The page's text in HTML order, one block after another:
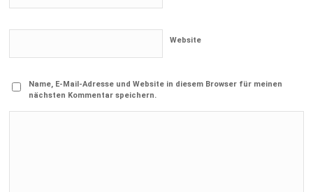
Website
Name, E-Mail-Adresse und Website in diesem Browser für meinen
nächsten Kommentar speichern.